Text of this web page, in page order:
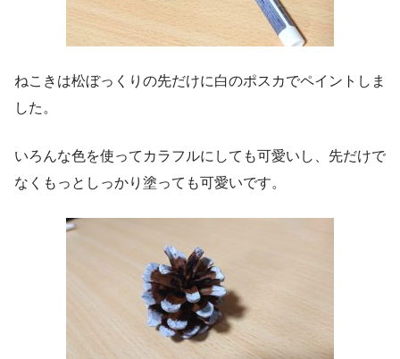
ねこきは松ぼっくりの先だけに白のポスカでペイントしま
した。
いろんな色を使ってカラフルにしても可愛いし、先だけで
なくもっとしっかり塗っても可愛いです。